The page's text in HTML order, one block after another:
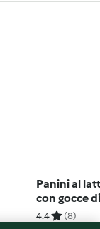
Panini al
con gocce
cioccolato
4.4 (8)